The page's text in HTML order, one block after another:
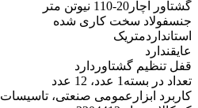
گشتاور آچار 20-110 نیوتن متر
جنسفولاد سخت کاری شده
استانداردمتریک
عایقندارد
قفل تنظیم گشتاور دارد
تعداد در بسته 1 عدد، 12 عدد
کاربرد ابزار عمومی صنعتی، تاسیسات